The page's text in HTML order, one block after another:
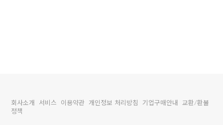
회사소개 서비스 이용약관 개인정보 처리방침 기업구매안내
교환/환불
정책